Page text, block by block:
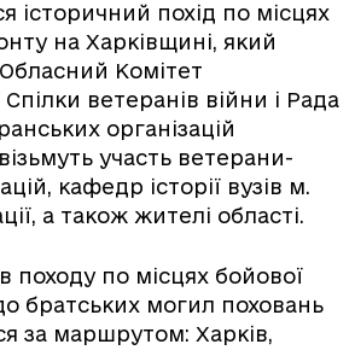
історичний похід по місцях
на Харківщині, який
Комітет
ветеранів війни і Рада
організацій
участь ветерани-
кафедр історії вузів м.
а також жителі області.
походу по місцях бойової
братських могил поховань
за маршрутом: Харків,